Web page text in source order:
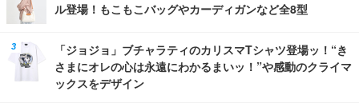
ル登場！もこもこバッグやカーディガンなど全8型
「ジョジョ」ブチャラティのカリスマTシャツ登場ッ！“き
さまにオレの心は永遠にわかるまいッ！”や感動のクライマ
ックスをデザイン